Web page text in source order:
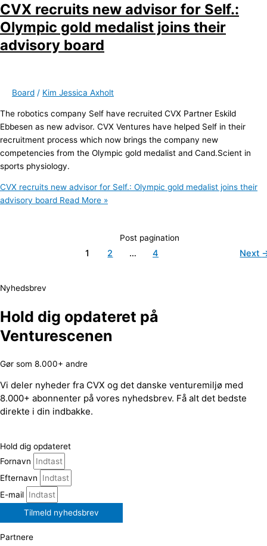
CVX recruits new advisor for Self.:
Olympic gold medalist joins their
advisory board
Board / Kim Jessica Axholt
The robotics company Self have recruited CVX Partner Eskild
Ebbesen as new advisor. CVX Ventures have helped Self in their
recruitment process which now brings the company new
competencies from the Olympic gold medalist and Cand.Scient in
sports physiology.
CVX recruits new advisor for Self.: Olympic gold medalist joins their
advisory board Read More »
Post pagination
1 2 … 4 Next
Nyhedsbrev
Hold dig opdateret på
Venturescenen
Gør som 8.000+ andre
Vi deler nyheder fra CVX og det danske venturemiljø med
8.000+ abonnenter på vores nyhedsbrev. Få alt det bedste
direkte i din indbakke.
Hold dig opdateret
Fornavn
Efternavn
E-mail
Tilmeld nyhedsbrev
Partnere